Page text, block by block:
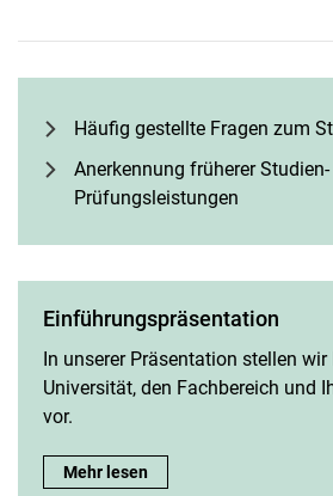
Wissenschaftskommunikation
Anerkennung früherer Studien- und
Auslandsaufenthalt
Häufig gestellte Fragen zum
Anerkennung früherer
Prüfungsleistungen
Einführungspräsentation
In unserer Präsentation stellen wir
Universität, den Fachbereich und
vor.
Einführungspräsentation:
Mehr lesen